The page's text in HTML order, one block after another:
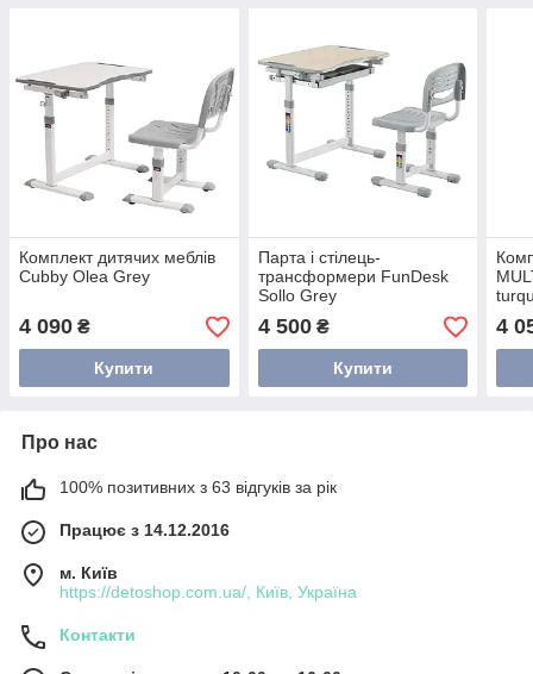
Комплект дитячих меблів
Cubby Olea Grey
4 090 ₴
Купити
Парта і стілець-
трансформери FunDesk
Sollo Grey
4 500₴
Купити
4
Про нас
100% позитивних з 63 відгуків за рік
Працює з 14.12.2016
м. Київ
https://detoshop.com.ua/, Київ, Україна
Контакти